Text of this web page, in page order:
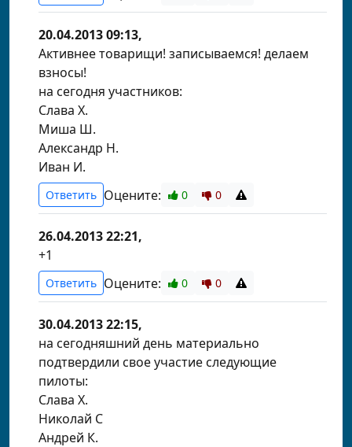
20.04.2013 09:13,
Активнее товарищи! записываемся! делаем
взносы!
на сегодня участников:
Слава Х.
Миша Ш.
Александр Н.
Иван И.
Ответить Оцените: 0 0
26.04.2013 22:21,
+1
Ответить Оцените: 0 0
30.04.2013 22:15,
на сегодняшний день материально
подтвердили свое участие следующие
пилоты:
Слава Х.
Николай С
Андрей К.